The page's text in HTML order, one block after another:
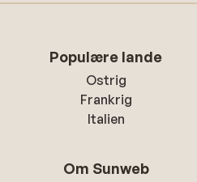
Populære lande
Ostrig
Frankrig
Italien
Om Sunweb